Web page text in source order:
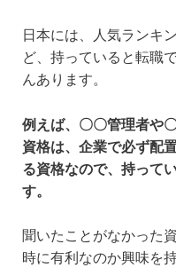
日本には、人気ランキ
ど、持っていると転職
んあります。
例えば、〇〇管理者や
資格は、企業で必ず配
る資格なので、持って
す。
聞いたことがなかった
時に有利なのか興味を